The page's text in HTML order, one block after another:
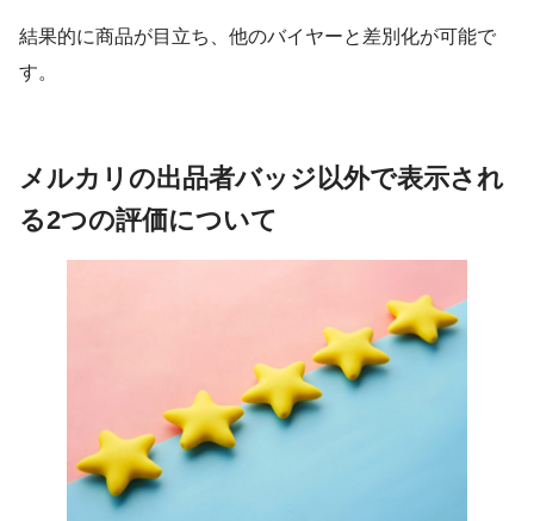
結果的に商品が目立ち、他のバイヤーと差別化が可能で
す。
メルカリの出品者バッジ以外で表示され
る2つの評価について